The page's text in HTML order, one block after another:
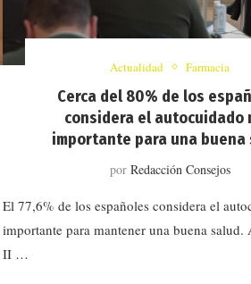
Actualidad Farmacia
Cerca del 80% de los
considera el autocuidado
importante para una buena
por Redacción Consejos
El 77,6% de los españoles considera el
importante para mantener una buena salud.
II …